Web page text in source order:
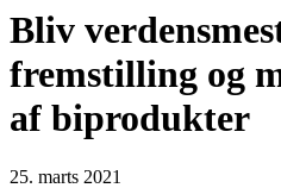
Bliv
fremstilling og
af biprodukter
25. marts 2021